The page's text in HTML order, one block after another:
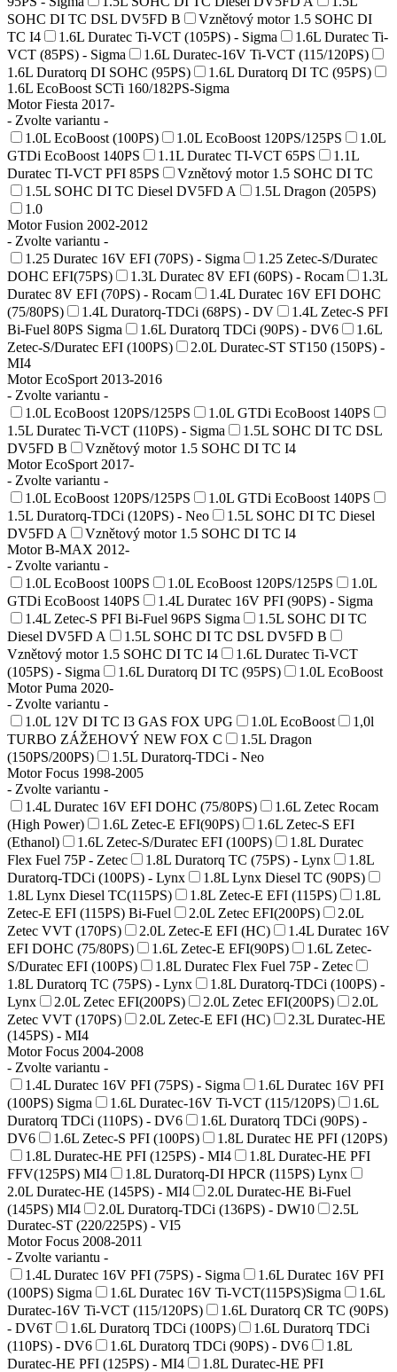
SOHC DI TC DSL DV5FD B
Vznětový motor 1.5 SOHC DI
TC I4
1.6L Duratec Ti-VCT (105PS) - Sigma
1.6L Duratec Ti-
VCT (85PS) - Sigma
1.6L Duratec-16V Ti-VCT (115/120PS)
1.6L Duratorq DI SOHC (95PS)
1.6L Duratorq DI TC (95PS)
1.6L EcoBoost SCTi 160/182PS-Sigma
Motor Fiesta 2017-
- Zvolte variantu -
1.0L EcoBoost (100PS)
1.0L EcoBoost 120PS/125PS
1.0L
GTDi EcoBoost 140PS
1.1L Duratec TI-VCT 65PS
1.1L
Duratec TI-VCT PFI 85PS
Vznětový motor 1.5 SOHC DI TC
1.5L SOHC DI TC Diesel DV5FD A
1.5L Dragon (205PS)
1.0
Motor Fusion 2002-2012
- Zvolte variantu -
1.25 Duratec 16V EFI (70PS) - Sigma
1.25 Zetec-S/Duratec
DOHC EFI(75PS)
1.3L Duratec 8V EFI (60PS) - Rocam
1.3L
Duratec 8V EFI (70PS) - Rocam
1.4L Duratec 16V EFI DOHC
(75/80PS)
1.4L Duratorq-TDCi (68PS) - DV
1.4L Zetec-S PFI
Bi-Fuel 80PS Sigma
1.6L Duratorq TDCi (90PS) - DV6
1.6L
Zetec-S/Duratec EFI (100PS)
2.0L Duratec-ST ST150 (150PS) -
MI4
Motor EcoSport 2013-2016
- Zvolte variantu -
1.0L EcoBoost 120PS/125PS
1.0L GTDi EcoBoost 140PS
1.5L Duratec Ti-VCT (110PS) - Sigma
1.5L SOHC DI TC DSL
DV5FD B
Vznětový motor 1.5 SOHC DI TC I4
Motor EcoSport 2017-
- Zvolte variantu -
1.0L EcoBoost 120PS/125PS
1.0L GTDi EcoBoost 140PS
1.5L Duratorq-TDCi (120PS) - Neo
1.5L SOHC DI TC Diesel
DV5FD A
Vznětový motor 1.5 SOHC DI TC I4
Motor B-MAX 2012-
- Zvolte variantu -
1.0L EcoBoost 100PS
1.0L EcoBoost 120PS/125PS
1.0L
GTDi EcoBoost 140PS
1.4L Duratec 16V PFI (90PS) - Sigma
1.4L Zetec-S PFI Bi-Fuel 96PS Sigma
1.5L SOHC DI TC
Diesel DV5FD A
1.5L SOHC DI TC DSL DV5FD B
Vznětový motor 1.5 SOHC DI TC I4
1.6L Duratec Ti-VCT
(105PS) - Sigma
1.6L Duratorq DI TC (95PS)
1.0L EcoBoost
Motor Puma 2020-
- Zvolte variantu -
1.0L 12V DI TC I3 GAS FOX UPG
1.0L EcoBoost
1,0l
TURBO ZÁŽEHOVÝ NEW FOX C
1.5L Dragon
(150PS/200PS)
1.5L Duratorq-TDCi - Neo
Motor Focus 1998-2005
- Zvolte variantu -
1.4L Duratec 16V EFI DOHC (75/80PS)
1.6L Zetec Rocam
(High Power)
1.6L Zetec-E EFI(90PS)
1.6L Zetec-S EFI
(Ethanol)
1.6L Zetec-S/Duratec EFI (100PS)
1.8L Duratec
Flex Fuel 75P - Zetec
1.8L Duratorq TC (75PS) - Lynx
1.8L
Duratorq-TDCi (100PS) - Lynx
1.8L Lynx Diesel TC (90PS)
1.8L Lynx Diesel TC(115PS)
1.8L Zetec-E EFI (115PS)
1.8L
Zetec-E EFI (115PS) Bi-Fuel
2.0L Zetec EFI(200PS)
2.0L
Zetec VVT (170PS)
2.0L Zetec-E EFI (HC)
1.4L Duratec 16V
EFI DOHC (75/80PS)
1.6L Zetec-E EFI(90PS)
1.6L Zetec-
S/Duratec EFI (100PS)
1.8L Duratec Flex Fuel 75P - Zetec
1.8L Duratorq TC (75PS) - Lynx
1.8L Duratorq-TDCi (100PS) -
Lynx
2.0L Zetec EFI(200PS) 2.0L Zetec EFI(200PS)
2.0L
Zetec VVT (170PS)
2.0L Zetec-E EFI (HC)
2.3L Duratec-HE
(145PS) - MI4
Motor Focus 2004-2008
- Zvolte variantu -
1.4L Duratec 16V PFI (75PS) - Sigma
1.6L Duratec 16V PFI
(100PS) Sigma
1.6L Duratec-16V Ti-VCT (115/120PS)
1.6L
Duratorq TDCi (110PS) - DV6
1.6L Duratorq TDCi (90PS) -
DV6
1.6L Zetec-S PFI (100PS)
1.8L Duratec HE PFI (120PS)
1.8L Duratec-HE PFI (125PS) - MI4
1.8L Duratec-HE PFI
FFV(125PS) MI4
1.8L Duratorq-DI HPCR (115PS) Lynx
2.0L Duratec-HE (145PS) - MI4
2.0L Duratec-HE Bi-Fuel
(145PS) MI4
2.0L Duratorq-TDCi (136PS) - DW10
2.5L
Duratec-ST (220/225PS) - VI5
Motor Focus 2008-2011
- Zvolte variantu -
1.4L Duratec 16V PFI (75PS) - Sigma
1.6L Duratec 16V PFI
(100PS) Sigma
1.6L Duratec 16V Ti-VCT(115PS)Sigma
1.6L
Duratec-16V Ti-VCT (115/120PS)
1.6L Duratorq CR TC (90PS)
- DV6T
1.6L Duratorq TDCi (100PS)
1.6L Duratorq TDCi
(110PS) - DV6
1.6L Duratorq TDCi (90PS) - DV6
1.8L
Duratec-HE PFI (125PS) - MI4
1.8L Duratec-HE PFI